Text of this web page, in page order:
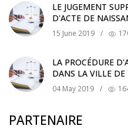
LE JUGEMENT
D'ACTE DE
15 June 2019 /
LA PROCÉDURE
DANS LA VILLE DE
04 May 2019 /
PARTENAIRE